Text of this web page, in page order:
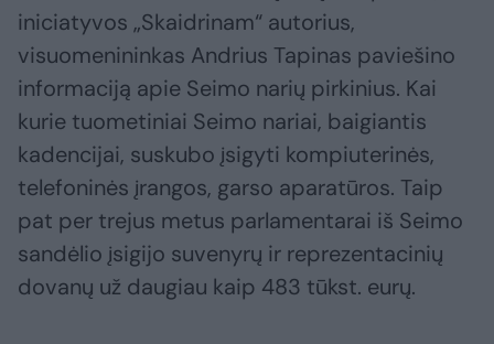
iniciatyvos „Skaidrinam“ autorius,
visuomenininkas Andrius Tapinas paviešino
informaciją apie Seimo narių pirkinius. Kai
kurie tuometiniai Seimo nariai, baigiantis
kadencijai, suskubo įsigyti kompiuterinės,
telefoninės įrangos, garso aparatūros. Taip
pat per trejus metus parlamentarai iš Seimo
sandėlio įsigijo suvenyrų ir reprezentacinių
dovanų už daugiau kaip 483 tūkst. eurų.